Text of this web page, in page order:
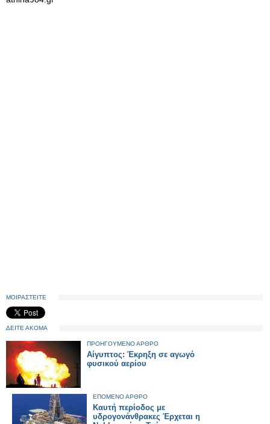
ΜΟΙΡΑΣΤΕΙΤΕ
ΔΕΙΤΕ ΑΚΟΜΑ
ΠΡΟΗΓΟΥΜΕΝΟ ΑΡΘΡΟ
Αίγυπτος: Έκρηξη σε αγωγό
φυσικού αερίου
ΕΠΟΜΕΝΟ ΑΡΘΡΟ
Καυτή περίοδος με
υδρογονάνθρακες Έρχεται η